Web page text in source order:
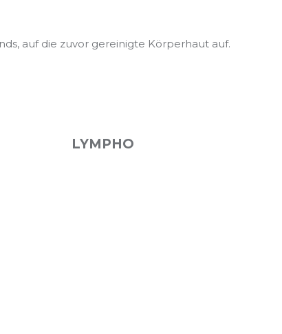
auf die zuvor gereinigte Körperhaut auf.
LYMPHO